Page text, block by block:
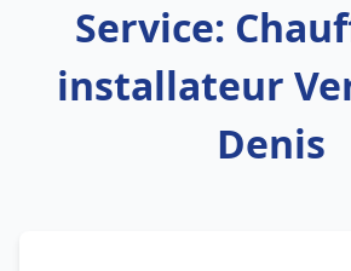
Service:
installateur
Denis